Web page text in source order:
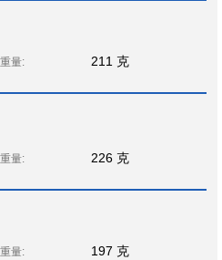
量: 211 克
量: 226 克
量: 197 克